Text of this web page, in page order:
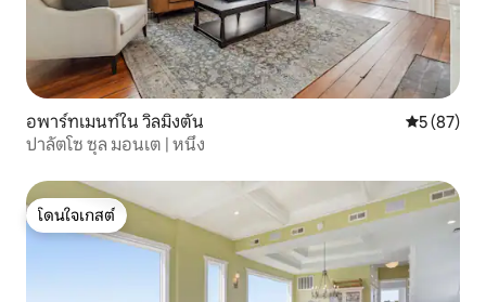
อพาร์ทเมนท์ใน วิลมิงตัน คะแนนเฉลี่
5 (87)
ปาลัตโซ ซุล มอนเต | หนึ่ง
โดนใจเกสต์
โดนใจเกสต์